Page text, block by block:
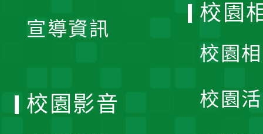
宣導資訊
校園
校園
校園
校園影音